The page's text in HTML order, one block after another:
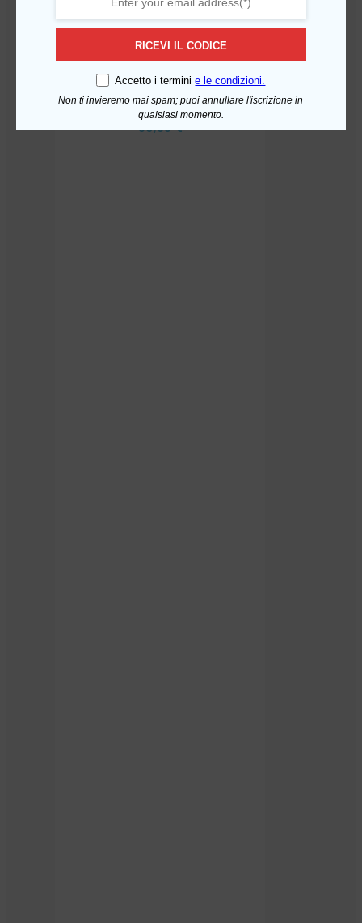
Aggiungi al carrello
Kit Manutenzione Acquamark
Danubio – 12 Mesi
35,88€
RICEVI IL CODICE
Accetto i terminie le condizioni.
Non ti invieremo mai spam; puoi annullare l'iscrizione in
qualsiasi momento.